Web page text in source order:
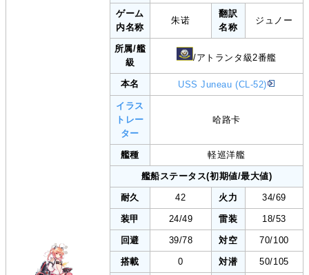
ゲーム
内名称
朱诺
翻訳
名称
ジュノー
所属/艦
級
/アトランタ級2番艦
本名 USS Juneau (CL-52)
イラス
トレー
ター
哈路卡
艦種 軽巡洋艦
艦船ステータス(初期値/最大値)
耐久 42 火力 34/69
装甲 24/49 雷装 18/53
回避 39/78 対空 70/100
搭載 0 対潜 50/105